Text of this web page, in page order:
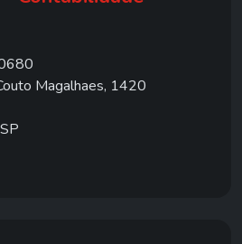
Magalhaes, 1420